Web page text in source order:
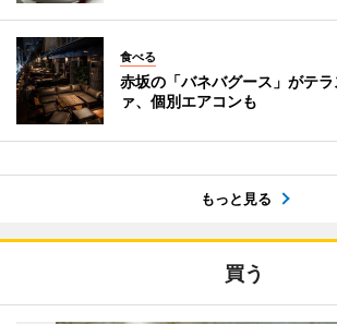
食べる
赤坂の「バネバグース」がテ
ァ、個別エアコンも
もっと見る
買う